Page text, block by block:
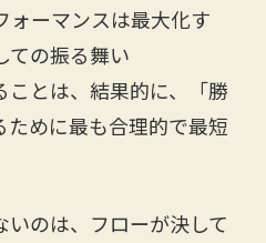
ォーマンスは最大化す
ての振る舞い
ことは、結果的に、「勝
めに最も合理的で最短
いのは、フローが決して